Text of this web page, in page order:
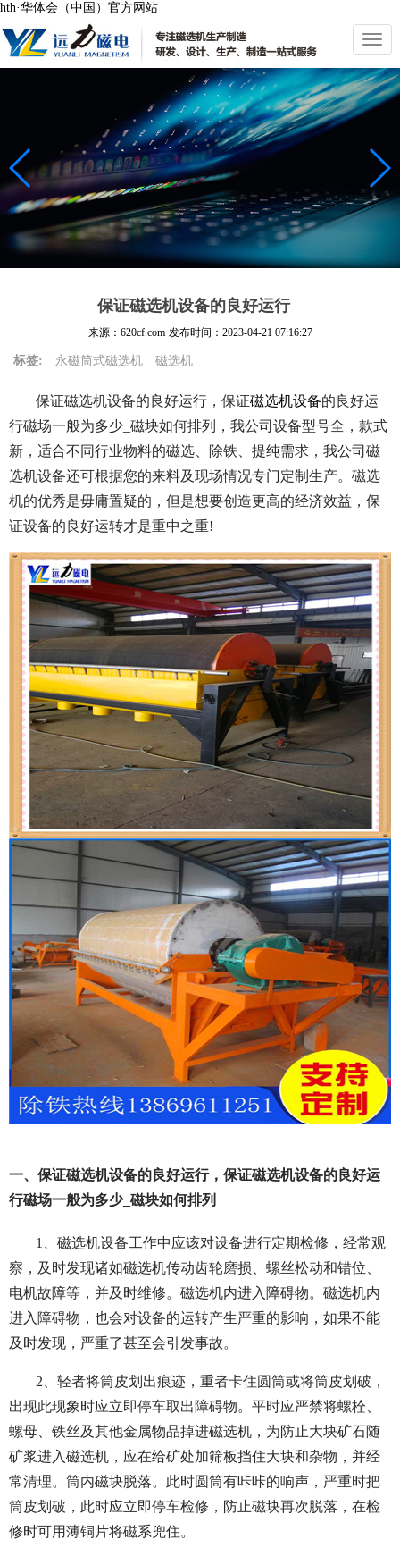
hth·华体会（中国）官方网站
切
换
导
航
保证磁选机设备的良好运行
来源：620cf.com 发布时间： 2023-04-21 07:16:27
标签: 永磁筒式磁选机 磁选机
保证磁选机设备的良好运行，保证磁选机设备的良好运
行磁场一般为多少_磁块如何排列，我公司设备型号全，款式
新，适合不同行业物料的磁选、除铁、提纯需求，我公司磁
选机设备还可根据您的来料及现场情况专门定制生产。磁选
机的优秀是毋庸置疑的，但是想要创造更高的经济效益，保
证设备的良好运转才是重中之重!
一、保证磁选机设备的良好运行，保证磁选机设备的良好运
行磁场一般为多少_磁块如何排列
1、磁选机设备工作中应该对设备进行定期检修，经常观
察，及时发现诸如磁选机传动齿轮磨损、螺丝松动和错位、
电机故障等，并及时维修。磁选机内进入障碍物。磁选机内
进入障碍物，也会对设备的运转产生严重的影响，如果不能
及时发现，严重了甚至会引发事故。
2、轻者将筒皮划出痕迹，重者卡住圆筒或将筒皮划破，
出现此现象时应立即停车取出障碍物。平时应严禁将螺栓、
螺母、铁丝及其他金属物品掉进磁选机，为防止大块矿石随
矿浆进入磁选机，应在给矿处加筛板挡住大块和杂物，并经
常清理。筒内磁块脱落。此时圆筒有咔咔的响声，严重时把
筒皮划破，此时应立即停车检修，防止磁块再次脱落，在检
修时可用薄铜片将磁系兜住。